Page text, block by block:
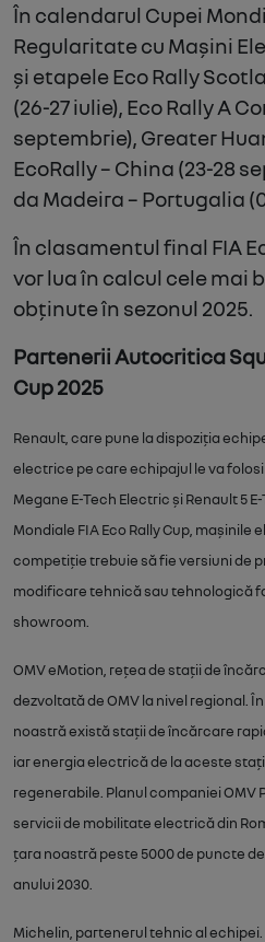
În calendarul Cupei
Regularitate cu Mașini
și etapeleEco Rally
(26-27iulie), Eco Rally A
septembrie), Greater
EcoRally– China (23-28
da Madeira – Portugalia (
În clasamentul final FIA
vor lua în calcul cele mai
obținute în sezonul 2025.
Partenerii Autocritica
Cup 2025
Renault, care pune la dispoziția
electrice pe care echipajul le va
Megane E-Tech Electric și Renault 5
Mondiale FIA Eco Rally Cup,
competiție trebuie să fie versiuni de
modificare tehnică sau tehnologică
showroom.
OMV eMotion , rețea de stații de
dezvoltată de OMV la nivel regional.
noastră există stații de încărcare
iar energia electrică de la aceste
regenerabile. Planul companiei OMV
servicii de mobilitate electrică din
țara noastră peste 5000 de puncte
anului 2030.
Michelin , partenerul tehnic al